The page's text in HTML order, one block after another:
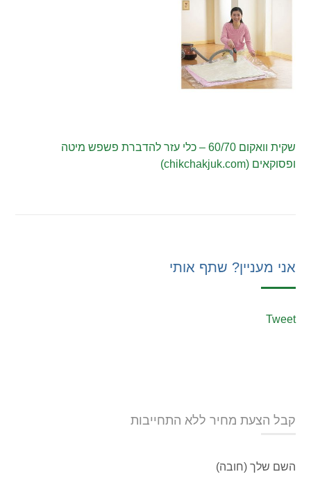
שקית וואקום 60/70 – כלי עזר להדברת פשפש מיטה
ופסוקאים (chikchakjuk.com)
אני מעניין? שתף אותי
Tweet
קבל הצעת מחיר ללא התחייבות
השם שלך (חובה)